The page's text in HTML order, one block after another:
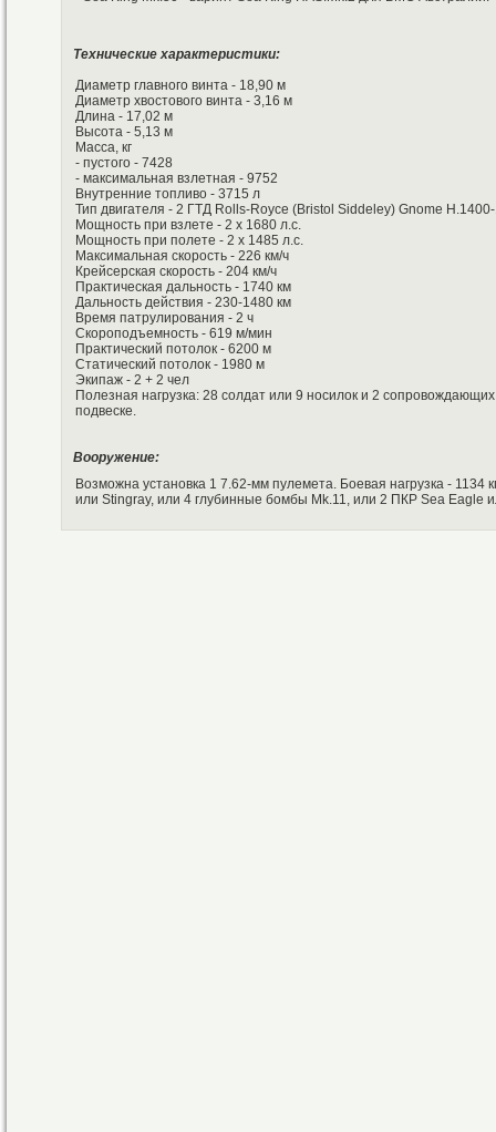
Технические характеристики:
Диаметр главного винта - 18,90 м
Диаметр хвостового винта - 3,16 м
Длина - 17,02 м
Высота - 5,13 м
Масса, кг
- пустого - 7428
- максимальная взлетная - 9752
Внутренние топливо - 3715 л
Тип двигателя - 2 ГТД Rolls-Royce (Bristol Siddeley) Gnome
Мощность при взлете - 2 х 1680 л.с.
Мощность при полете - 2 х 1485 л.с.
Максимальная скорость - 226 км/ч
Крейсерская скорость - 204 км/ч
Практическая дальность - 1740 км
Дальность действия - 230-1480 км
Время патрулирования - 2 ч
Скороподъемность - 619 м/мин
Практический потолок - 6200 м
Статический потолок - 1980 м
Экипаж - 2 + 2 чел
Полезная нагрузка: 28 солдат или 9 носилок и 2 сопровождающих
подвеске.
Вооружение:
Возможна установка 1 7.62-мм пулемета. Боевая нагрузка - 1134
или Stingray, или 4 глубинные бомбы Mk.11, или 2 ПКР Sea Eagle